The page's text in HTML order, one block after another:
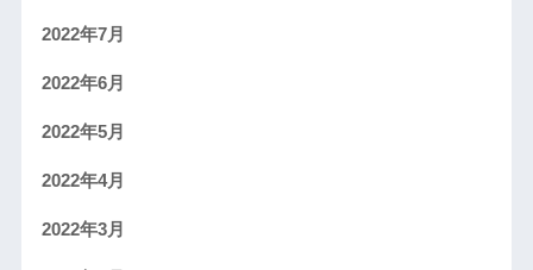
2022年7月
2022年6月
2022年5月
2022年4月
2022年3月